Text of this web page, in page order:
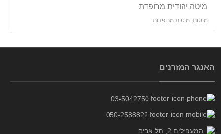
מיטה יהודית מרופדת
מיטות, מיטות מרופדות
האנגר המזרנים
המעפילים 2, תל אביב